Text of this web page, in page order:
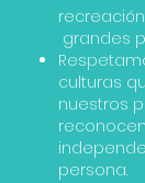
grandes
culturas
nuestros
persona.